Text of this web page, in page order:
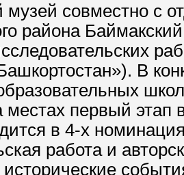
музей совместно с
района
В
первый этап
в 4-х
работа и